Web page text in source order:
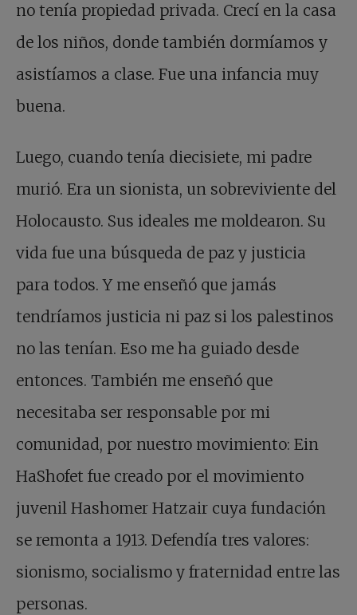
no tenía propiedad privada. Crecí en la casa
de los niños, donde también dormíamos y
asistíamos a clase. Fue una infancia muy
buena.
Luego, cuando tenía diecisiete, mi padre
murió. Era un sionista, un sobreviviente del
Holocausto. Sus ideales me moldearon. Su
vida fue una búsqueda de paz y justicia
para todos. Y me enseñó que jamás
tendríamos justicia ni paz si los palestinos
no las tenían. Eso me ha guiado desde
entonces. También me enseñó que
necesitaba ser responsable por mi
comunidad, por nuestro movimiento: Ein
HaShofet fue creado por el movimiento
juvenil Hashomer Hatzair cuya fundación
se remonta a 1913. Defendía tres valores:
sionismo, socialismo y fraternidad entre las
personas.